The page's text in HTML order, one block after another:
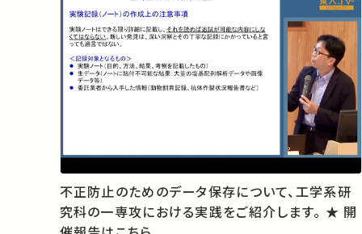
不正防止のためのデータ保存について、工学系研
究科の一専攻における実践をご紹介します。 ★ 開